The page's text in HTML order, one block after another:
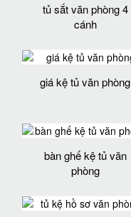
tủ sắt văn phòng 4
cánh
giá kệ tủ văn phòng
bàn ghế kệ tủ văn
phòng